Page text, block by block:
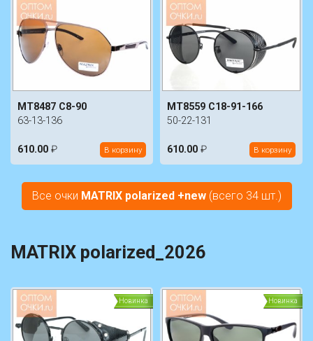
MT8487 C8-90
63-13-136
610.00 ₽ В корзину
MT8559 C18-91-166
50-22-131
610.00 ₽ В корзину
Все очки MATRIX polarized +new(всего 34 шт.)
MATRIX polarized_2026
Новинка Новинка